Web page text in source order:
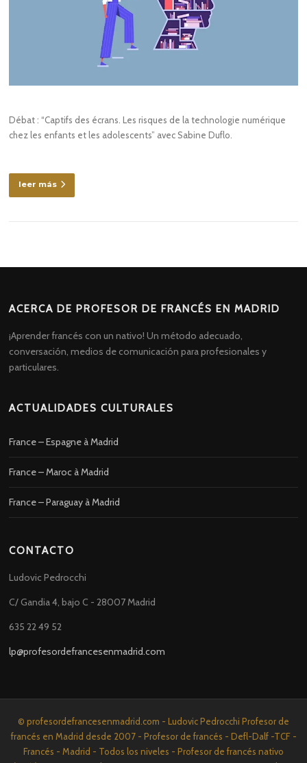
Débat : “Captifs des écrans. Les risques de la technologie numérique
chez les enfants et les adolescents” avec Sabine Duflo.
leer más
ACERCA DE PROFESOR DE FRANCÉS EN MADRID
¡Aprender francés con un nativo! Un método adecuado,
conversación, medios de comunicación para profesionales y
particulares.
ACTUALIDADES CULTURALES
France – Espagne à Madrid
France – Maroc à Madrid
France – Paraguay à Madrid
CONTACTO
Ludovic Pedrocchi
C/ Gandia 4, bajo C - 28007 Madrid
635 22 49 52
lp@profesordefrancesenmadrid.com
© profesordefrancesenmadrid.com - Ludovic Pedrocchi Profesor de
francés en Madrid desde 2007 - Profesor de francés - Defl-Dalf -TCF -
Francés - Madrid - Todos los niveles - Profesor de francés nativo